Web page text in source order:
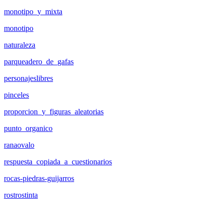
monotipo_y_mixta
monotipo
naturaleza
parqueadero_de_gafas
personajeslibres
pinceles
proporcion_y_figuras_aleatorias
punto_organico
ranaovalo
respuesta_copiada_a_cuestionarios
rocas-piedras-guijarros
rostrostinta